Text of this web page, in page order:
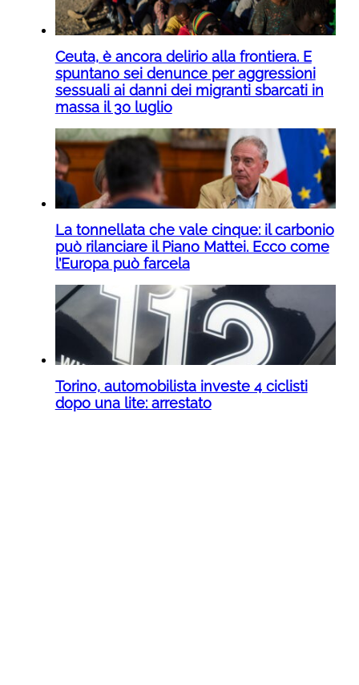
Ceuta, è ancora delirio alla frontiera. E
spuntano sei denunce per aggressioni
sessuali ai danni dei migranti sbarcati in
massa il 30 luglio
La tonnellata che vale cinque: il carbonio
può rilanciare il Piano Mattei. Ecco come
l’Europa può farcela
Torino, automobilista investe 4 ciclisti
dopo una lite: arrestato